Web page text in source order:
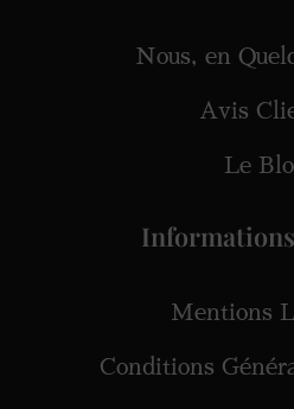
Nous, en
Avis
Le
Mentions
Conditions